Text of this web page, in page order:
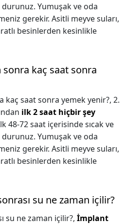
Yumuşak ve oda
gerekir. Asitli meyve suları,
besinlerden kesinlikle
sonra kaç saat sonra
kaç saat sonra yemek yenir?, 2.
ilk 2 saat hiçbir şey
48-72 saat içerisinde sıcak ve
Yumuşak ve oda
gerekir. Asitli meyve suları,
besinlerden kesinlikle
su ne zaman içilir?
su ne zaman içilir?, İmplant